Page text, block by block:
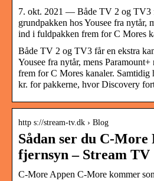
7. okt. 2021 — Både TV 2 og TV3
grundpakken hos Yousee fra nytår,
ind i fuldpakken frem for C Mores
Både TV 2 og TV3 får en ekstra
Yousee fra nytår, mens
frem for C Mores kanaler.
kr. for pakkerne, hvor Discovery
http s://stream-tv.dk › Blog
Sådan ser du C-More
fjernsyn – Stream TV
C-More Appen C-More kommer